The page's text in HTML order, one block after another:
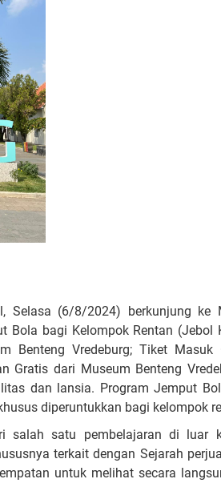
(6/8/2024) berkunjung ke
Bola bagi Kelompok Rentan (Jebol
Benteng Vredeburg; Tiket
Gratis dari Museum Benteng
dan lansia. Program Jemput
diperuntukkan bagi kelompok
salah satu pembelajaran di luar
terkait dengan Sejarah
untuk melihat secara